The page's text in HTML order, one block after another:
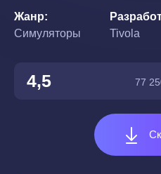
Жанр
Симуляторы
Tivola
4,5 77